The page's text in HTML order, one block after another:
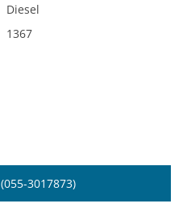
Diesel
1367
(055-3017873)